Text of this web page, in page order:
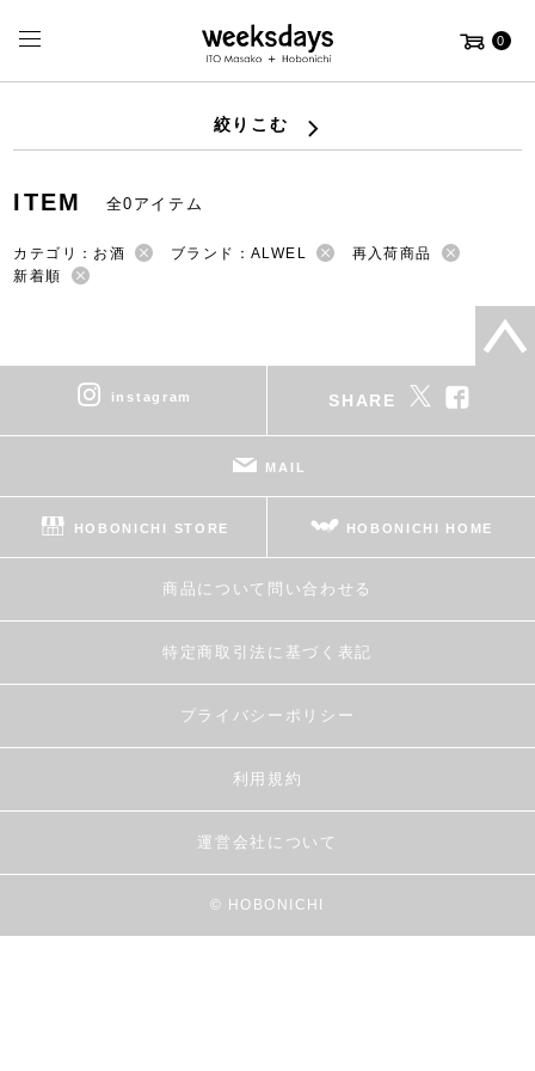
0
絞りこむ
ITEM 全0アイテム
カテゴリ：お酒 ブランド：ALWEL
再入荷商品
新着順
instagram SHARE
MAIL
HOBONICHI STORE HOBONICHI HOME
商品について問い合わせる
特定商取引法に基づく表記
プライバシーポリシー
利用規約
運営会社について
© HOBONICHI